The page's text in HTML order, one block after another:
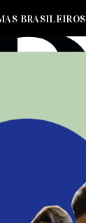
BRASILEIROS